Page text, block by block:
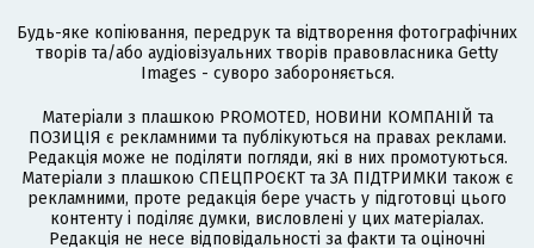
Будь-яке копіювання, передрук та відтворення фотографічних
творів та/або аудіовізуальних творів правовласника Getty
Images - суворо забороняється.
Матеріали з плашкою PROMOTED, НОВИНИ КОМПАНІЙ та
ПОЗИЦІЯ є рекламними та публікуються на правах реклами.
Редакція може не поділяти погляди, які в них промотуються.
Матеріали з плашкою СПЕЦПРОЄКТ та ЗА ПІДТРИМКИ також є
рекламними, проте редакція бере участь у підготовці цього
контенту і поділяє думки, висловлені у цих матеріалах.
Редакція не несе відповідальності за факти та оціночні